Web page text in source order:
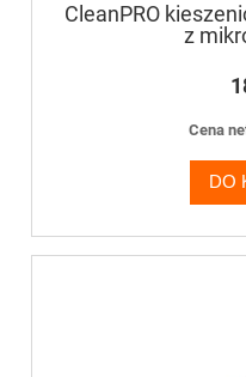
CleanPRO
z
Cena
DO